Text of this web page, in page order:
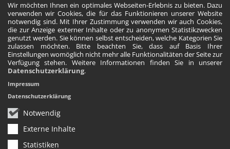
Wir möchten Ihnen ein optimales Webseiten-Erlebnis zu bieten. Dazu
verwenden wir Cookies, die für das Funktionieren unserer Website
notwendig sind. Mit Ihrer Zustimmung verwenden wir auch Cookies,
die zur Anzeige externer Inhalte oder zu anonymen Statistikzwecken
genutzt werden. Sie können selbst entscheiden, welche Kategorien Sie
zulassen möchten. Bitte beachten Sie, dass auf Basis Ihrer
Einstellungen womöglich nicht mehr alle Funktionalitäten der Seite zur
Verfügung stehen. Weitere Informationen finden Sie in unserer
Datenschutzerklärung.
Notwendig
Externe Inhalte
Statistiken
Impressum
Datenschutzerklärung